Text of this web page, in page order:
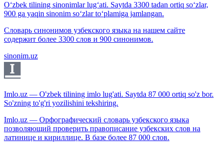
O‘zbek tilining sinonimlar lug‘ati. Saytda 3300 tadan ortiq so‘zlar,
900 ga yaqin sinonim so‘zlar to‘plamiga jamlangan.
Словарь синонимов узбекского языка на нашем сайте
содержит более 3300 слов и 900 синонимов.
sinonim.uz
Imlo.uz — O'zbek tilining imlo lug'ati. Saytda 87 000 ortiq so'z bor.
So'zning to'g'ri yozilishini tekshiring.
Imlo.uz — Орфографический словарь узбекского языка
позволяющий проверить правописание узбекских слов на
латинице и кириллице. В базе более 87 000 слов.